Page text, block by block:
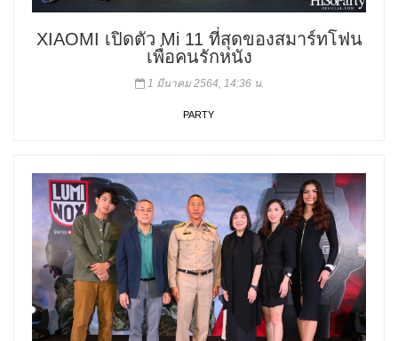
XIAOMI เปิดตัว Mi 11 ที่สุดของสมาร์ทโฟน
เพื่อคนรักหนัง
1 มีนาคม 2564, 14:36 น.
PARTY